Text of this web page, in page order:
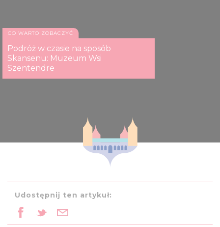
CO WARTO ZOBACZYĆ
Podróż w czasie na sposób
Skansenu: Muzeum Wsi
Szentendre
Udostępnij ten artykuł: